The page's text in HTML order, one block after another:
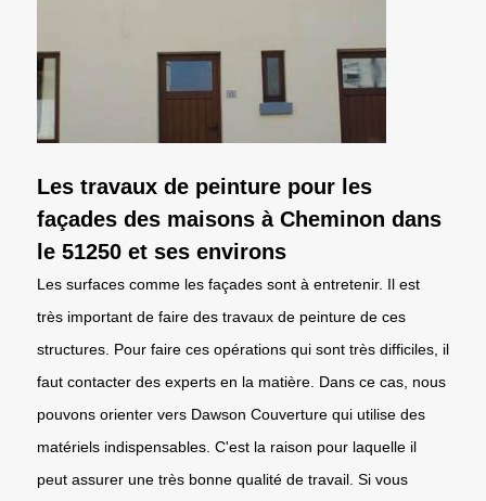
Les travaux de peinture pour les
façades des maisons à Cheminon dans
le 51250 et ses environs
Les surfaces comme les façades sont à entretenir. Il est
très important de faire des travaux de peinture de ces
structures. Pour faire ces opérations qui sont très difficiles, il
faut contacter des experts en la matière. Dans ce cas, nous
pouvons orienter vers Dawson Couverture qui utilise des
matériels indispensables. C'est la raison pour laquelle il
peut assurer une très bonne qualité de travail. Si vous